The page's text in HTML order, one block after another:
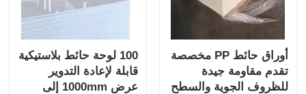
أوراق حائط PP مخصصة
تقدم مقاومة جيدة
للظروف الجوية والسطح
100 لوحة حائط بلاستيكية
قابلة لإعادة التدوير
عرض 1000mm إلى